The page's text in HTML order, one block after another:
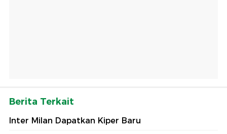
Berita Terkait
Inter Milan Dapatkan Kiper Baru